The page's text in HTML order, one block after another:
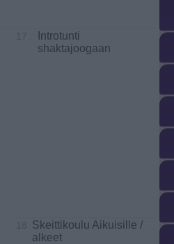
Introtunti
shaktajoogaan
Skeittikoulu Aikuisille /
alkeet